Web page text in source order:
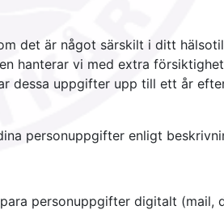
det är något särskilt i ditt
hanterar vi med extra
dessa uppgifter upp till ett år
personuppgifter enligt
personuppgifter digitalt (mail,